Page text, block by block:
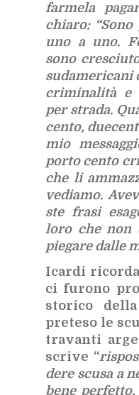
far­me­la
chia­ro:
uno a uno.
sono
su­da­me­ri­ca­ni
cri­mi­na­li­tà e
per stra­da.
cen­to,
mio
por­to cen­to
che li
ve­dia­mo.
ste fra­si
loro che non
pie­ga­re dal­le
Icar­di
ci fu­ro­no
sto­ri­co
pre­te­so le
tra­van­ti
scri­ve “
de­re scu­sa a
bene